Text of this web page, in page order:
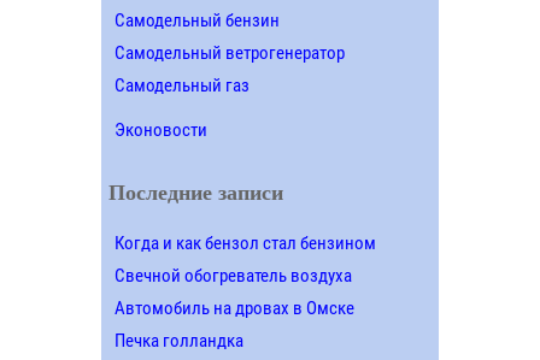
Самодельный бензин
Самодельный ветрогенератор
Самодельный газ
Эконовости
Последние записи
Когда и как бензол стал бензином
Свечной обогреватель воздуха
Автомобиль на дровах в Омске
Печка голландка